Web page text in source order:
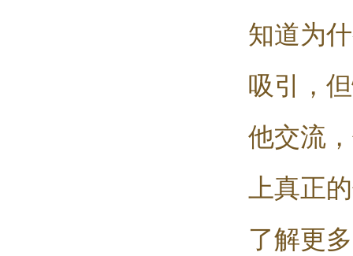
知道为
吸引，
他交流
上真正
了解更